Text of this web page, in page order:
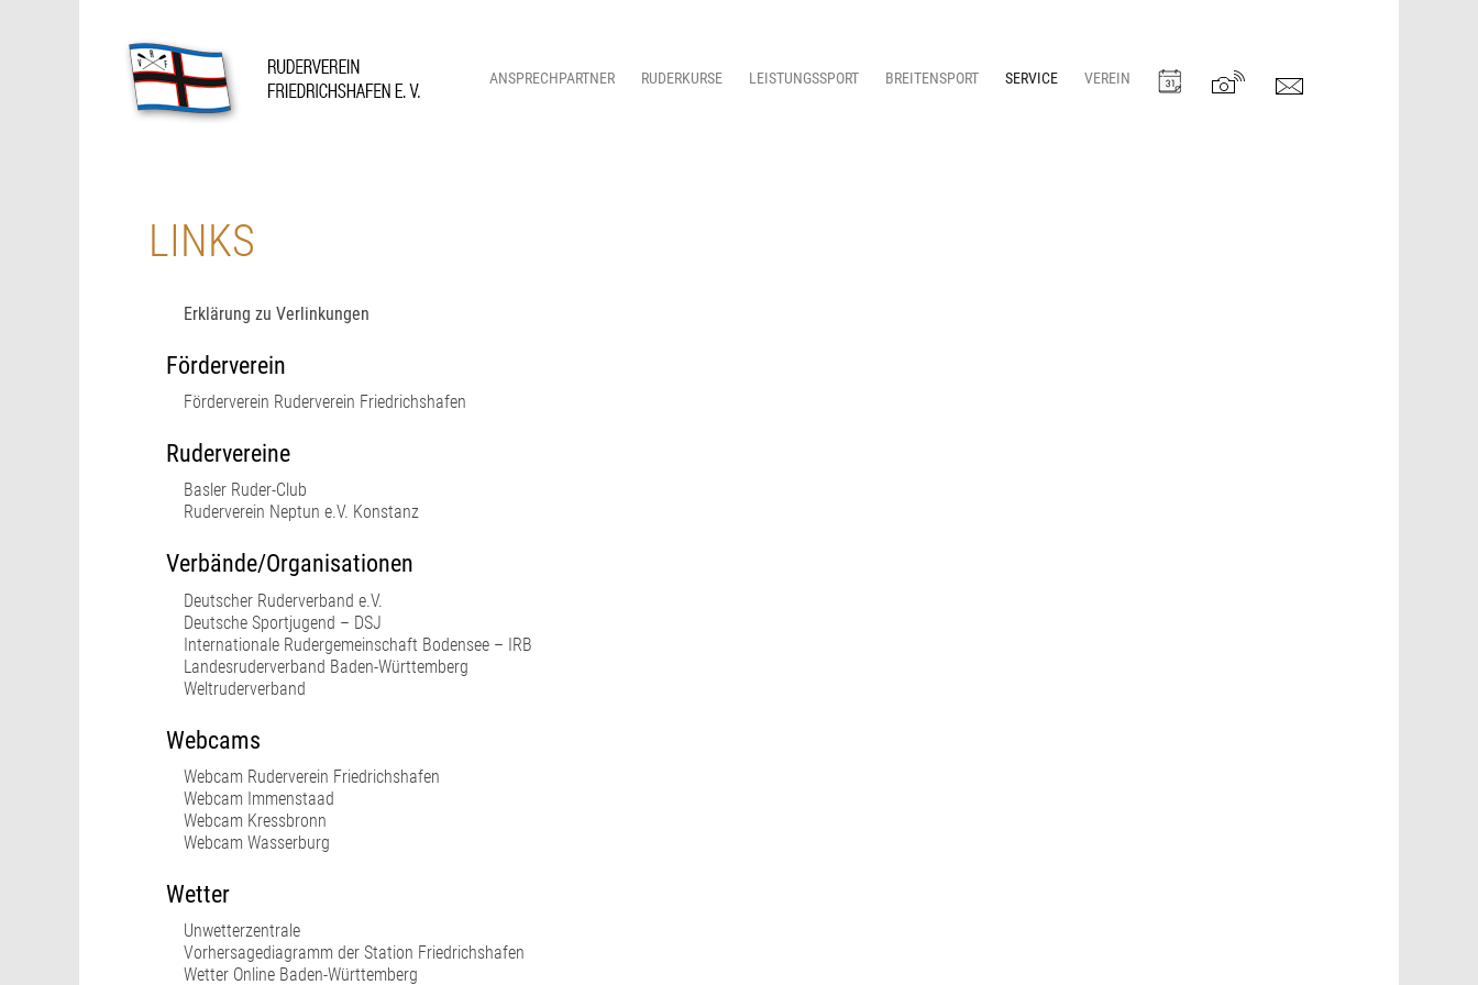
ANSPRECHPARTNER RUDERKURSE LEISTUNGSSPORT BREITENSPORT SERVICE VEREIN
LINKS
Erklärung zu Verlinkungen
Förderverein
Förderverein Ruderverein Friedrichshafen
Rudervereine
Basler Ruder-Club
Ruderverein Neptun e.V. Konstanz
Verbände/Organisationen
Deutscher Ruderverband e.V.
Deutsche Sportjugend – DSJ
Internationale Rudergemeinschaft Bodensee – IRB
Landesruderverband Baden-Württemberg
Weltruderverband
Webcams
Webcam Ruderverein Friedrichshafen
Webcam Immenstaad
Webcam Kressbronn
Webcam Wasserburg
Wetter
Unwetterzentrale
Vorhersagediagramm der Station Friedrichshafen
Wetter Online Baden-Württemberg